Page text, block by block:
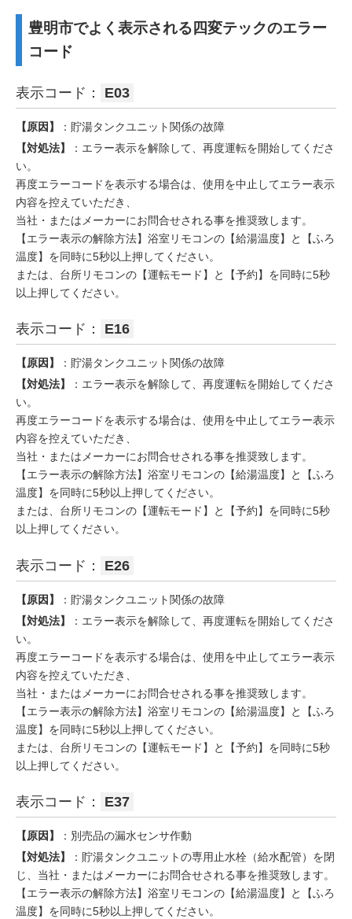
豊明市でよく表示される四変テックのエラー
コード
表示コード： E03
【原因】
：貯湯タンクユニット関係の故障
【対処法】
：エラー表示を解除して、再度運転を開始してくださ
い。
再度エラーコードを表示する場合は、使用を中止してエラー表示
内容を控えていただき、
当社・またはメーカーにお問合せされる事を推奨致します。
【エラー表示の解除方法】浴室リモコンの【給湯温度】と【ふろ
温度】を同時に5秒以上押してください。
または、台所リモコンの【運転モード】と【予約】を同時に5秒
以上押してください。
表示コード： E16
【原因】
：貯湯タンクユニット関係の故障
【対処法】
：エラー表示を解除して、再度運転を開始してくださ
い。
再度エラーコードを表示する場合は、使用を中止してエラー表示
内容を控えていただき、
当社・またはメーカーにお問合せされる事を推奨致します。
【エラー表示の解除方法】浴室リモコンの【給湯温度】と【ふろ
温度】を同時に5秒以上押してください。
または、台所リモコンの【運転モード】と【予約】を同時に5秒
以上押してください。
表示コード： E26
【原因】
：貯湯タンクユニット関係の故障
【対処法】
：エラー表示を解除して、再度運転を開始してくださ
い。
再度エラーコードを表示する場合は、使用を中止してエラー表示
内容を控えていただき、
当社・またはメーカーにお問合せされる事を推奨致します。
【エラー表示の解除方法】浴室リモコンの【給湯温度】と【ふろ
温度】を同時に5秒以上押してください。
または、台所リモコンの【運転モード】と【予約】を同時に5秒
以上押してください。
表示コード： E37
【原因】
：別売品の漏水センサ作動
【対処法】
：貯湯タンクユニットの専用止水栓（給水配管）を閉
じ、当社・またはメーカーにお問合せされる事を推奨致します。
【エラー表示の解除方法】浴室リモコンの【給湯温度】と【ふろ
温度】を同時に5秒以上押してください。